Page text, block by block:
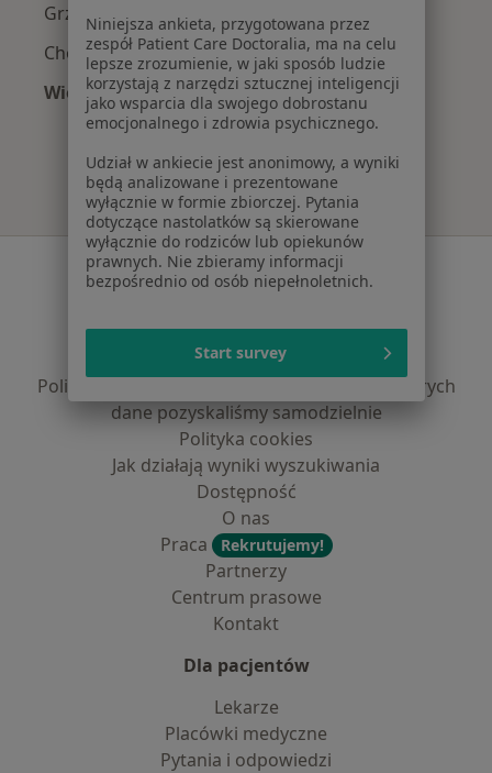
Grzybica w Poznaniu
Choroby skóry w Poznaniu
Więcej (15)
Więcej w kategorii: Najczęście leczone
Serwis
Polityka prywatności pacjentów
Polityka prywatności profesjonalistów
Polityka prywatności dla profesjonalistów, których
dane pozyskaliśmy samodzielnie
Polityka cookies
Jak działają wyniki wyszukiwania
Dostępność
O nas
Praca
Rekrutujemy!
Partnerzy
Centrum prasowe
Kontakt
Dla pacjentów
Lekarze
Placówki medyczne
Pytania i odpowiedzi
Niniejsza ankieta, przygotowana przez
zespół Patient Care Doctoralia, ma na celu
lepsze zrozumienie, w jaki sposób ludzie
korzystają z narzędzi sztucznej inteligencji
jako wsparcia dla swojego dobrostanu
emocjonalnego i zdrowia psychicznego.
Udział w ankiecie jest anonimowy, a wyniki
będą analizowane i prezentowane
wyłącznie w formie zbiorczej. Pytania
dotyczące nastolatków są skierowane
wyłącznie do rodziców lub opiekunów
prawnych. Nie zbieramy informacji
bezpośrednio od osób niepełnoletnich.
Start survey